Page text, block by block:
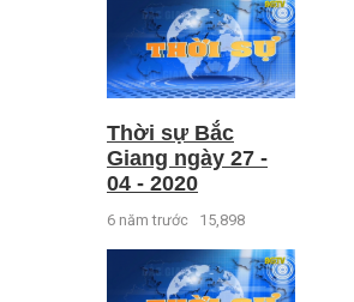
Thời sự Bắc
Giang ngày 27 -
04 - 2020
6 năm trước 15,898